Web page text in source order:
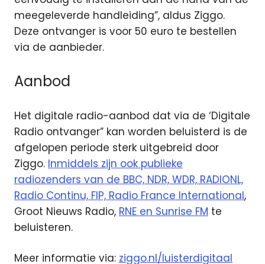
meegeleverde handleiding”, aldus Ziggo.
Deze ontvanger is voor 50 euro te bestellen
via de aanbieder.
Aanbod
Het digitale radio-aanbod dat via de ‘Digitale
Radio ontvanger” kan worden beluisterd is de
afgelopen periode sterk uitgebreid door
Ziggo. Inmiddels zijn ook publieke
radiozenders van de BBC, NDR, WDR, RADIONL,
Radio Continu, FIP, Radio France International,
Groot Nieuws Radio, RNE en Sunrise FM te
beluisteren.
Meer informatie via: ziggo.nl/luisterdigitaal